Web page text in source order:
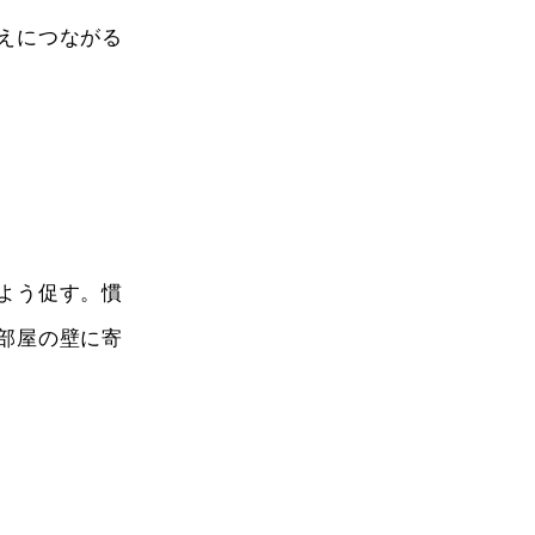
につながる
う促す。慣
屋の壁に寄